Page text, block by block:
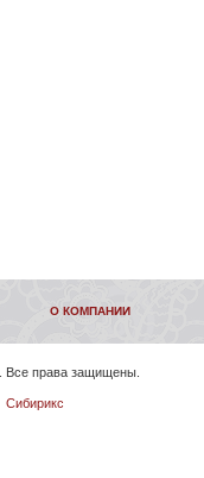
О КОМПАНИИ
. Все права защищены.
Сибирикс